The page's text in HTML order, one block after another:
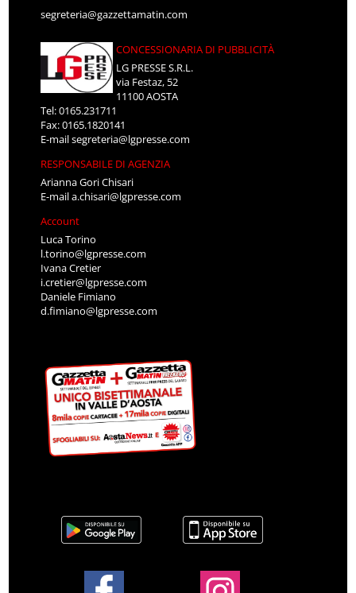
segreteria@gazzettamatin.com
CONCESSIONARIA DI PUBBLICITÀ
LG PRESSE S.R.L.
via Festaz, 52
11100 AOSTA
Tel: 0165.231711
Fax: 0165.1820141
E-mailsegreteria@lgpresse.com
RESPONSABILE DI AGENZIA
Arianna Gori Chisari
E-maila.chisari@lgpresse.com
Account
Luca Torino
l.torino@lgpresse.com
Ivana Cretier
i.cretier@lgpresse.com
Daniele Fimiano
d.fimiano@lgpresse.com